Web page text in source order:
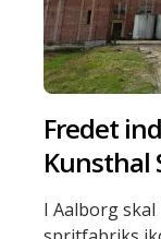
Fredet
Kunsthal
I Aalborg